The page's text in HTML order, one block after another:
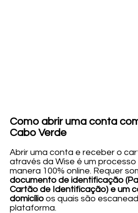
Como abrir uma conta
Cabo Verde
Abrir uma conta e receber o
através da Wise é um
manera 100% online. Requer
documento de identificação
Cartão de Identificação) e um
domicílio os quais são
plataforma.